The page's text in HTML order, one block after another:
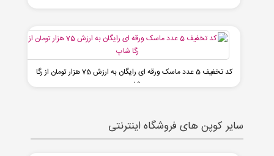
کد تخفیف 5 عدد ماسک ورقه ای رایگان به ارزش 75 هزار تومان از رگا
شاپ
سایر کوپن های فروشگاه اینترنتی